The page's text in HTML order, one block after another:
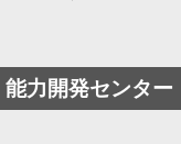
能力開発センター